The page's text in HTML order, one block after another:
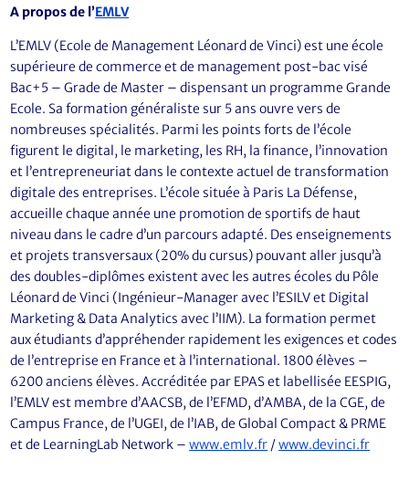
A propos de l’EMLV
L’EMLV (Ecole de Management Léonard de Vinci) est une école
supérieure de commerce et de management post-bac visé
Bac+5 – Grade de Master – dispensant un programme Grande
Ecole. Sa formation généraliste sur 5 ans ouvre vers de
nombreuses spécialités. Parmi les points forts de l’école
figurent le digital, le marketing, les RH, la finance, l’innovation
et l’entrepreneuriat dans le contexte actuel de transformation
digitale des entreprises. L’école située à Paris La Défense,
accueille chaque année une promotion de sportifs de haut
niveau dans le cadre d’un parcours adapté. Des enseignements
et projets transversaux (20% du cursus) pouvant aller jusqu’à
des doubles-diplômes existent avec les autres écoles du Pôle
Léonard de Vinci (Ingénieur-Manager avec l’ESILV et Digital
Marketing & Data Analytics avec l’IIM). La formation permet
aux étudiants d’appréhender rapidement les exigences et codes
de l’entreprise en France et à l’international. 1800 élèves –
6200 anciens élèves. Accréditée par EPAS et labellisée EESPIG,
l’EMLV est membre d’AACSB, de l’EFMD, d’AMBA, de la CGE, de
Campus France, de l’UGEI, de l’IAB, de Global Compact & PRME
et de LearningLab Network –www.emlv.fr /www.devinci.fr